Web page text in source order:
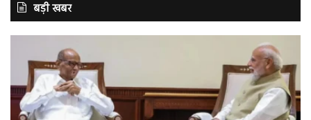
बड़ी खबर